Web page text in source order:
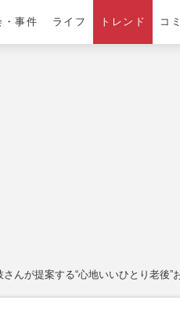
・事件 ライフ トレンド コ
んが提案する“心地いいひとり老後